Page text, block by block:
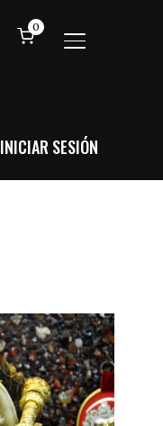
ALTERNAR
0
INICIAR SESIÓN